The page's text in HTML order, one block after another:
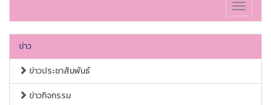
Toggle
ข่าว
ข่าวประชาสัมพันธ์
ข่าวกิจกรรม